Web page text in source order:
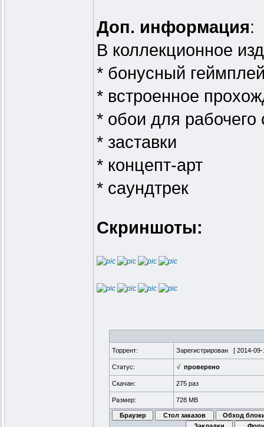
Доп. информация:
В коллекционное
* бонусный
* встроенное
* обои для рабочего
* заставки
* концепт-арт
* саундтрек
Скриншоты:
Торрент:
Зарегистрирован [ 2014-09-
Статус: √ проверено
Скачан: 275 раз
Размер: 728 MB